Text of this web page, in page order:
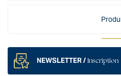
NEWSLETTER /Inscription